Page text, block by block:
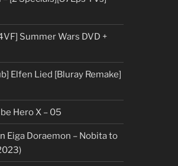
Summer Wars DVD +
Elfen Lied [Bluray Remake]
Hero X – 05
Eiga Doraemon – Nobita to